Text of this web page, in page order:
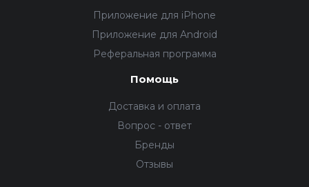
Приложение для iPhone
Приложение для Android
Реферальная программа
Помощь
Доставка и оплата
Вопрос - ответ
Бренды
Отзывы